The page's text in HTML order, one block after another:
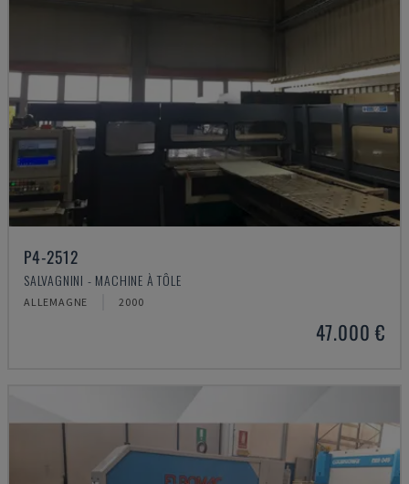
P4-2512
SALVAGNINI - MACHINE À TÔLE
ALLEMAGNE 2000
47.000 €